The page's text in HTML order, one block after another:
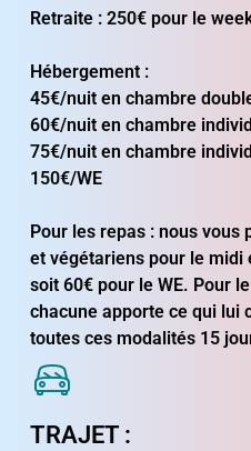
Retraite : 250€ pour le
Hébergement :
45€/nuit en chambre
60€/nuit en chambre
75€/nuit en chambre
150€/WE
Pour les repas : nous vous
et végétariens pour le midi
soit 60€ pour le WE. Pour
chacune apporte ce qui lui
toutes ces modalités 15
TRAJET :